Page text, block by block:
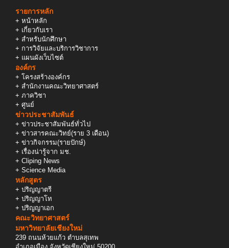
รายการหลัก
+ หน้าหลัก
+ เกี่ยวกับเรา
+ สำหรับนักศึกษา
+ การวิจัยและบริการวิชาการ
+ แผนผังเว็บไซต์
องค์กร
+ โครงสร้างองค์กร
+ สำนักงานคณะวิทยาศาสตร์
+ ภาควิชา
+ ศูนย์
ข่าวประชาสัมพันธ์
+ ข่าวประชาสัมพันธ์ทั่วไป
+ ข่าวสารคณะวิทย์(ราย 3 เดือน)
+ ข่าวกิจกรรม(รายปักษ์)
+ เรื่องน่ารู้จาก มช.
+ Cliping News
+ Science Media
หลักสูตร
+ ปริญญาตรี
+ ปริญญาโท
+ ปริญญาเอก
คณะวิทยาศาสตร์
มหาวิทยาลัยเชียงใหม่
239 ถนนห้วยแก้ว ตำบลสุเทพ